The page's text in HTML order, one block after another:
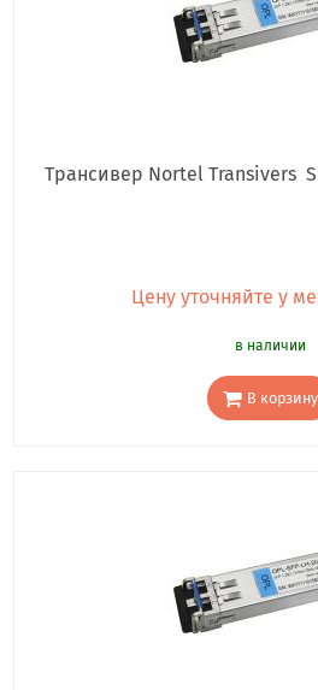
Трансивер Nortel Transivers
Цену уточняйте у
в наличии
В корзину